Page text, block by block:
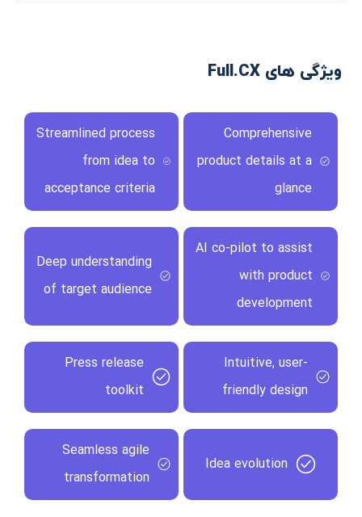
ویژگی های Full.CX
Comprehensive
product details at a
glance
Streamlined process
from idea to
acceptance criteria
AI co-pilot to assist
with product
development
Deep understanding
of target audience
Intuitive, user-
friendly design
Press release
toolkit
Idea evolution
Seamless agile
transformation